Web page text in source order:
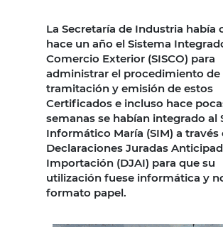
La Secretaría de Industria había
hace un año el Sistema
Comercio Exterior (SISCO) para
administrar el procedimiento de
tramitación y emisión de estos
Certificados e incluso hace
semanas se habían integrado al
Informático María (SIM) a través
Declaraciones Juradas
Importación (DJAI) para que su
utilización fuese informática y
formato papel.